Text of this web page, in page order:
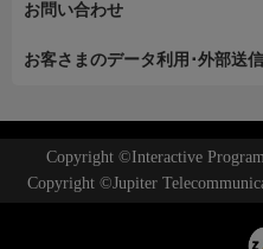
お問い合わせ
お客さまのデータ利用･外部送
Copyright ©Interactive
Copyright ©Jupiter